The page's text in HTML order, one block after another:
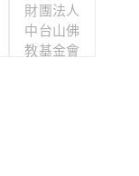
財團法人
中台山佛
教基金會